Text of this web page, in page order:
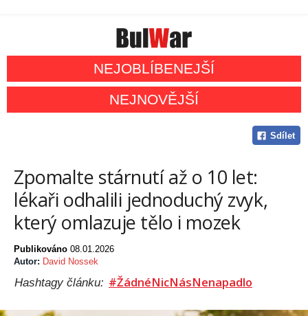
NEJOBLÍBENEJŠÍ
NEJNOVĚJŠÍ
Sdílet
Zpomalte stárnutí až o 10 let:
lékaři odhalili jednoduchý zvyk,
který omlazuje tělo i mozek
Publikováno 08.01.2026
Autor: David Nossek
Hashtagy článku: #ŽádnéNicNásNenapadlo